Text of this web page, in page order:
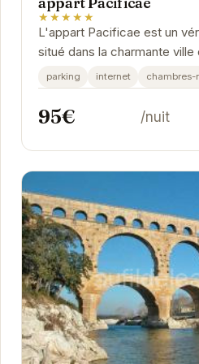
★★★★★
L'appart Pacificae est un
situé dans la charmante ville
un cadre idéal pour des
parking internet
95€ /nuit